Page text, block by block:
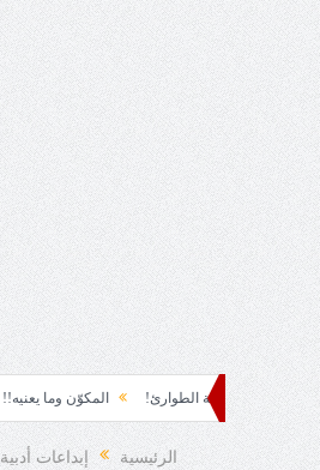
ابتسامة الطوارئ! المكوّن وما يعنيه!!
الرئيسية إبداعات أدبية